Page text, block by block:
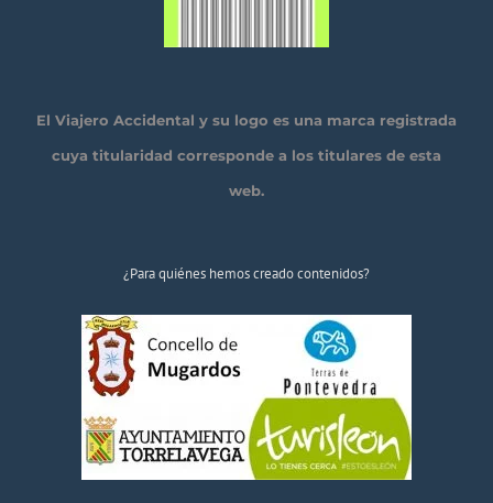
El Viajero Accidental y su logo es una marca registrada
cuya titularidad corresponde a los titulares de esta
web.
¿Para quiénes hemos creado contenidos?